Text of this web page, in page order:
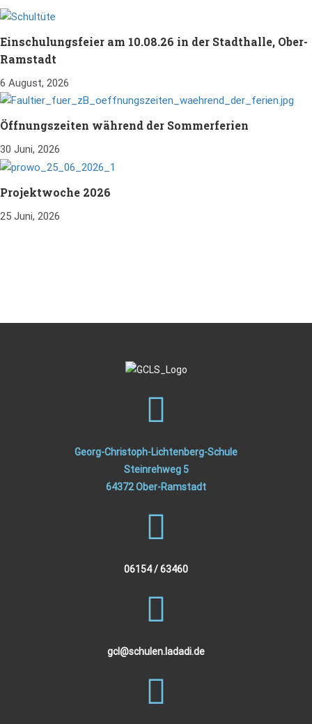
Einschulungsfeier am 10.08.26 in der Stadthalle, Ober-
Ramstadt
6 August, 2026
Öffnungszeiten während der Sommerferien
30 Juni, 2026
Projektwoche 2026
25 Juni, 2026
Georg-Christoph-Lichtenberg-Schule
Steinrehweg 5
64372 Ober-Ramstadt
06154 / 63460
gcl@schulen.ladadi.de